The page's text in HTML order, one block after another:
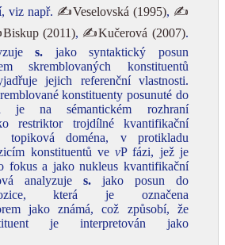
viz např. ✍Veselovská (1995), ✍
(2011), ✍Kučerová (2007).
s. jako syntaktický posun
skremblovaných konstituentů
jejich referenční vlastnosti.
konstituenty posunuté do
je na sémantickém rozhraní
restriktor trojdílné kvantifikační
doména, v protikladu
konstituentů vevP fázi, jež je
fokus a jako nukleus kvantifikační
analyzuje s.jako posun do
která je označena
jako známá, což způsobí, že
je interpretován jako